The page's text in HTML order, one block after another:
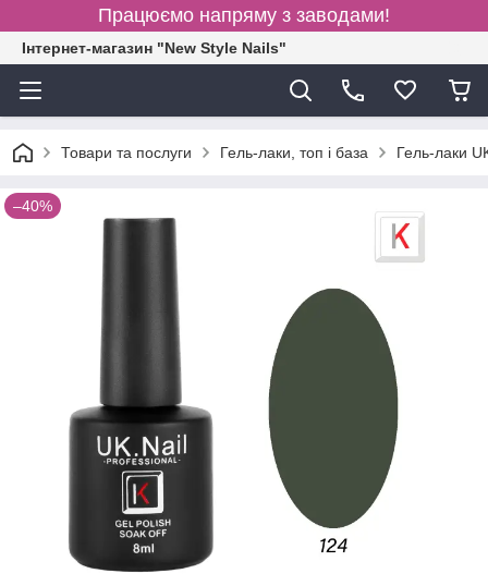
Працюємо напряму з заводами!
Інтернет-магазин "New Style Nails"
Товари та послуги Гель-лаки, топ і база Гель-лаки
–40%